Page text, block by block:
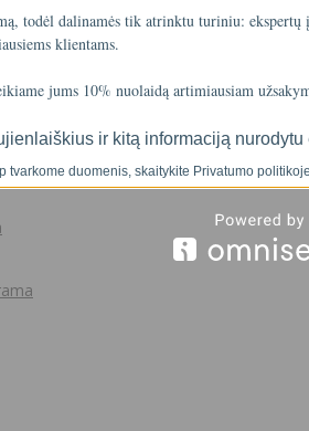
TYRIMAI
todėl dalinamės tik atrinktu turiniu:
klientams.
jums 10% nuolaidą artimiausiam
ir kitą informaciją
tvarkome duomenis, skaitykite Privatumo